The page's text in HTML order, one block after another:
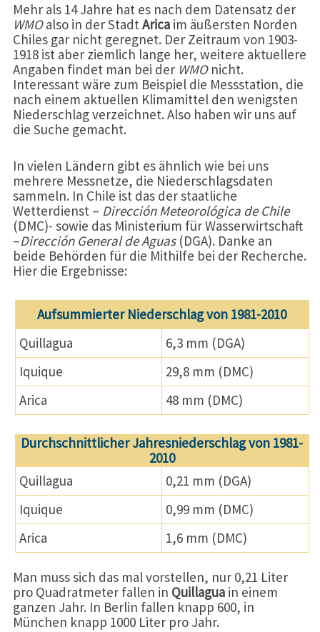
Mehr als 14 Jahre hat es nach dem Datensatz der
WMOalso in der StadtArica im äußersten Norden
Chiles gar nicht geregnet. Der Zeitraum von 1903-
1918 ist aber ziemlich lange her, weitere aktuellere
Angaben findet man bei der WMO nicht.
Interessant wäre zum Beispiel die Messstation, die
nach einem aktuellen Klimamittel den wenigsten
Niederschlag verzeichnet. Also haben wir uns auf
die Suche gemacht.
In vielen Ländern gibt es ähnlich wie bei uns
mehrere Messnetze, die Niederschlagsdaten
sammeln. In Chile ist das der staatliche
Wetterdienst – Dirección Meteorológica de Chile
(DMC)- sowie das Ministerium für Wasserwirtschaft
–Dirección General de Aguas(DGA). Danke an
beide Behörden für die Mithilfe bei der Recherche.
Hier die Ergebnisse:
Aufsummierter Niederschlag von 1981-2010
Quillagua
6,3 mm (DGA)
Iquique
29,8 mm (DMC)
Arica
48 mm (DMC)
Durchschnittlicher Jahresniederschlag von 1981-
2010
Quillagua
0,21 mm (DGA)
Iquique
0,99 mm (DMC)
Arica
1,6 mm (DMC)
Man muss sich das mal vorstellen, nur 0,21 Liter
pro Quadratmeter fallen in Quillagua in einem
ganzen Jahr. In Berlin fallen knapp 600, in
München knapp 1000 Liter pro Jahr.